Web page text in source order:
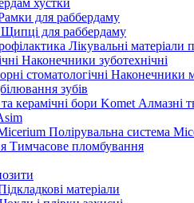
хустки
для раббердаму
Щипці для раббердаму
Лікувальні матеріали
Наконечники зуботехнічні
Наконечники
зубів
Алмазні
Полірувальна система
Тимчасове пломбування
матеріали